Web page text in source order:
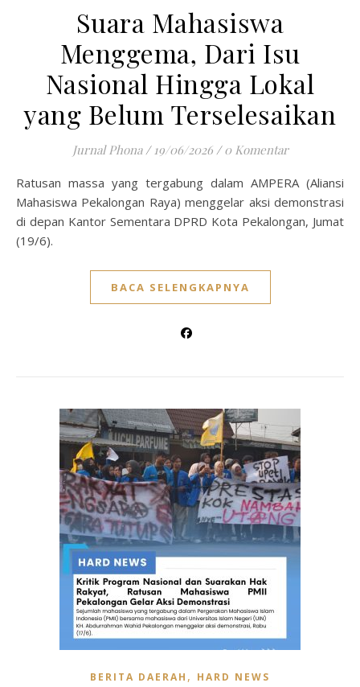
Suara Mahasiswa
Menggema, Dari Isu
Nasional Hingga Lokal
yang Belum Terselesaikan
Jurnal Phona / 19/06/2026 / 0 Komentar
Ratusan massa yang tergabung dalam AMPERA (Aliansi
Mahasiswa Pekalongan Raya) menggelar aksi demonstrasi
di depan Kantor Sementara DPRD Kota Pekalongan, Jumat
(19/6).
BACA SELENGKAPNYA
BERITA DAERAH , HARD NEWS